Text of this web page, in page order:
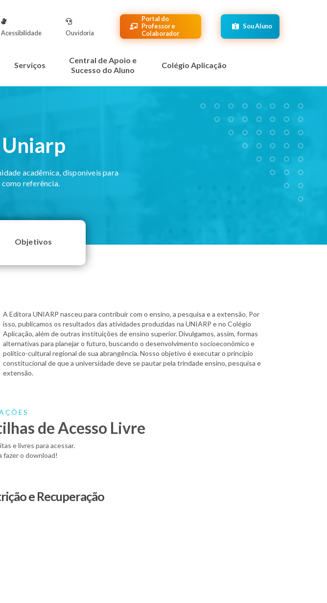
Acessibilidade Ouvidoria
Portal do
Professor e
Colaborador
Sou Aluno
Serviços
Central de Apoio e
Sucesso do Aluno
Colégio Aplicação
acadêmica, disponíveis para
como referência.
Objetivos
A Editora UNIARP nasceu para contribuir com o ensino, a pesquisa e a extensão. Por
isso, publicamos os resultados das atividades produzidas na UNIARP e no Colégio
Aplicação, além de outras instituições de ensino superior. Divulgamos, assim, formas
alternativas para planejar o futuro, buscando o desenvolvimento socioeconômico e
político-cultural regional de sua abrangência. Nosso objetivo é executar o princípio
constitucional de que a universidade deve se pautar pela trindade ensino, pesquisa e
extensão.
de Acesso Livre
e livres para acessar.
fazer o download!
e Recuperação